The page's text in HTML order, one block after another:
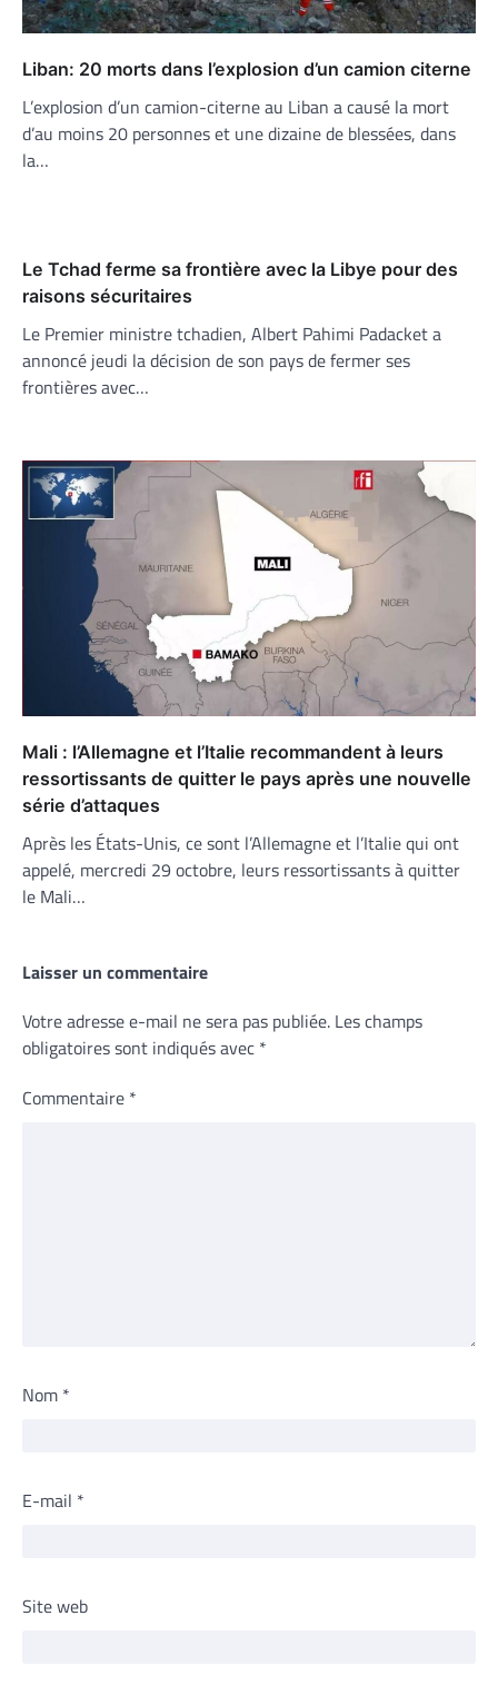
Liban: 20 morts dans l’explosion d’un camion citerne
L’explosion d’un camion-citerne au Liban a causé la mort
d’au moins 20 personnes et une dizaine de blessées, dans
la…
Le Tchad ferme sa frontière avec la Libye pour des
raisons sécuritaires
Le Premier ministre tchadien, Albert Pahimi Padacket a
annoncé jeudi la décision de son pays de fermer ses
frontières avec…
Mali : l’Allemagne et l’Italie recommandent à leurs
ressortissants de quitter le pays après une nouvelle
série d’attaques
Après les États-Unis, ce sont l’Allemagne et l’Italie qui ont
appelé, mercredi 29 octobre, leurs ressortissants à quitter
le Mali…
Laisser un commentaire
Votre adresse e-mail ne sera pas publiée. Les champs
obligatoires sont indiqués avec *
Commentaire *
Nom *
E-mail *
Site web